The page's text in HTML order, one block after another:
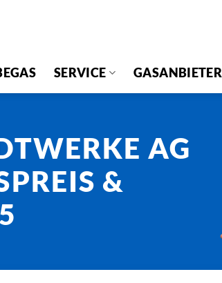
SERVICE GASANBIETER
AG
&